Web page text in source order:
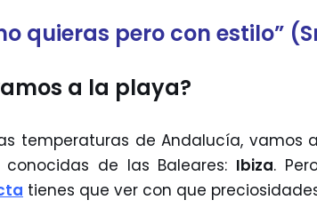
quieras pero con estilo”
a la playa?
temperaturas de Andalucía, vamos
de las Baleares: Ibiza.
tienes que ver con que